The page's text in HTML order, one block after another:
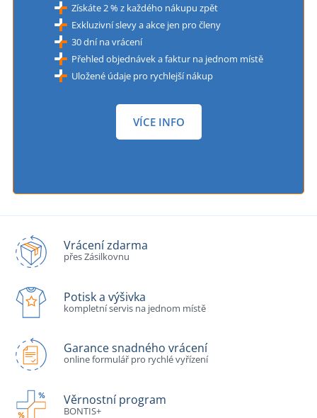
Získáte 2 % z každého nákupu zpět
Exkluzivní slevy a akce jen pro členy
30 dní na vrácení
Přehled objednávek a faktur na jednom místě
Uložené údaje pro rychlejší nákup
VÍCE INFO
Vrácení zdarma
přes Zásilkovnu
Potisk a výšivka
kompletní servis na jednom místě
Garance snadného vrácení
online formulář pro rychlé vyřízení
Věrnostní program
BONTIS+